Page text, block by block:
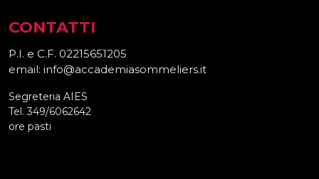
CONTATTI
P.I. e C.F. 02215651205
email: info@accademiasommeliers.it
Segreteria AIES
Tel. 349/6062642
ore pasti